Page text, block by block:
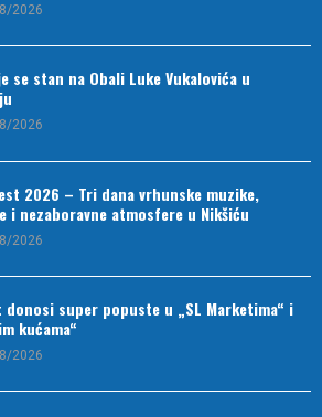
2026
se stan na Obali Luke Vukalovića u
2026
2026 – Tri dana vrhunske muzike,
i nezaboravne atmosfere u Nikšiću
2026
donosi super popuste u „SL Marketima“ i
kućama“
2026